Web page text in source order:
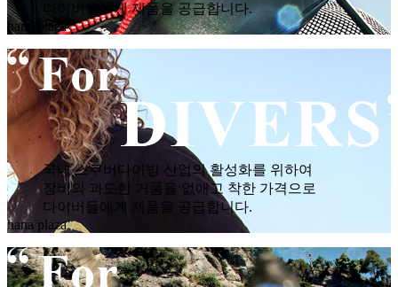
다이버들에게 제품을 공급합니다.
hana plaza
국내 스쿠버다이빙 산업의 활성화를 위하여
장비의 과도한 거품을 없애고 착한 가격으로
다이버들에게 제품을 공급합니다.
hana plaza